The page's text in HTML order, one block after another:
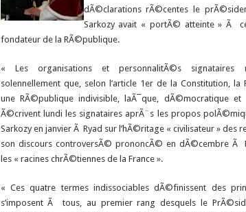
dÃ©clarations rÃ©centes le
Sarkozy avait « portÃ© atteinte » Ã
fondateur de la RÃ©publique.
« Les organisations et personnalitÃ©s signataires
solennellement que, selon l’article 1er de la Constitution, la
une RÃ©publique indivisible, laÃ¯que, dÃ©mocratique et
Ã©crivent lundi les signataires aprÃ¨s les propos
Sarkozy en janvier Ã Ryad sur l’hÃ©ritage « civilisateur » des
son discours controversÃ© prononcÃ© en dÃ©cembre Ã
les « racines chrÃ©tiennes de la France ».
« Ces quatre termes indissociables dÃ©finissent des
s’imposent Ã tous, au premier rang desquels le